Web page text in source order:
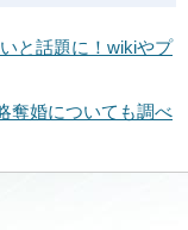
と話題に！wikiやプ
奪婚についても調べ